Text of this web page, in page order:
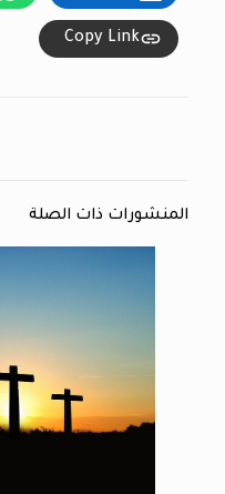
Copy Link
المنشورات ذات الصلة